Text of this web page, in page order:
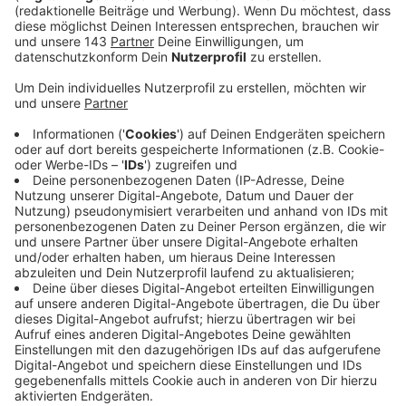
verdienten Urlaub wochenlang geplant und daraufhin
gearbeitet und dann das: Gerade im Urlaub
angekommen, wird man direkt krank! Die ersten freien
Steffi Otting hat das Thema im Interview mit Prof. Dr.
Tobias Esch von der Universität Witten/Herdecke
genau unter die Lupe genommen.
Anzeige
Das Interview anhören oder downloaden
Anzeige